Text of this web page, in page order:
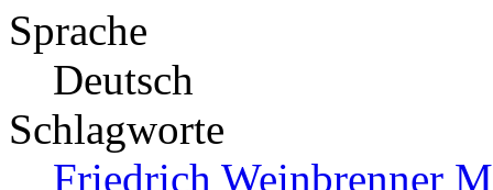
Sprache
Deutsch
Schlagworte
Friedrich Weinbrenner